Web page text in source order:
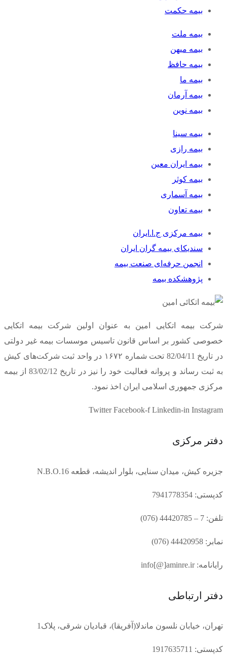
بیمه حکمت
بیمه ملت
بیمه میهن
بیمه حافظ
بیمه ما
بیمه آرمان
بیمه نوین
بیمه سینا
بیمه رازی
بیمه ایران معین
بیمه کوثر
بیمه آسماری
بیمه تعاون
بیمه مرکزی ج.ا.ایران
سندیکای بیمه گران ایران
انجمن حرفه‌ای صنعت بیمه
پژوهشکده بیمه
شرکت بیمه اتکایی امین به‌ عنوان اولین شرکت بیمه اتکایی
خصوصی کشور بر اساس قانون تاسیس موسسات بیمه غیر دولتی
در تاریخ 82/04/11 تحت شماره ۱۶۷۲ در واحد ثبت شرکت‌های کیش
به ثبت رساند و پروانه فعالیت خود را نیز در تاریخ 83/02/12 از بیمه
مرکزی جمهوری اسلامی ایران اخذ نمود.
Twitter Facebook-f Linkedin-in Instagram
دفتر مرکزی
جزیره کیش، میدان سنایی، بلوار اندیشه، قطعه N.B.O.16
کدپستی: 7941778354
تلفن: 7 – 44420785 (076)
نمابر: 44420958 (076)
رایانامه: info[@]aminre.ir
دفتر ارتباطی
تهران، خیابان نلسون ماندلا(آفریقا)، قبادیان شرقی، پلاک1
کدپستی: 1917635711